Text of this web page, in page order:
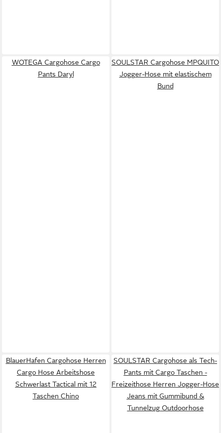
WOTEGA Cargohose Cargo
Pants Daryl
SOULSTAR Cargohose MPQUITO
Jogger-Hose mit elastischem
Bund
BlauerHafen Cargohose Herren
Cargo Hose Arbeitshose
Schwerlast Tactical mit 12
Taschen Chino
SOULSTAR Cargohose als Tech-
Pants mit Cargo Taschen -
Freizeithose Herren Jogger-Hose
Jeans mit Gummibund &
Tunnelzug Outdoorhose